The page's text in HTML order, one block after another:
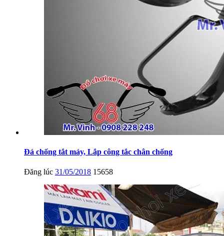
Đá chống tắt máy, Lắp công tắc chân chống
Đăng lúc 31/05/2018 15658